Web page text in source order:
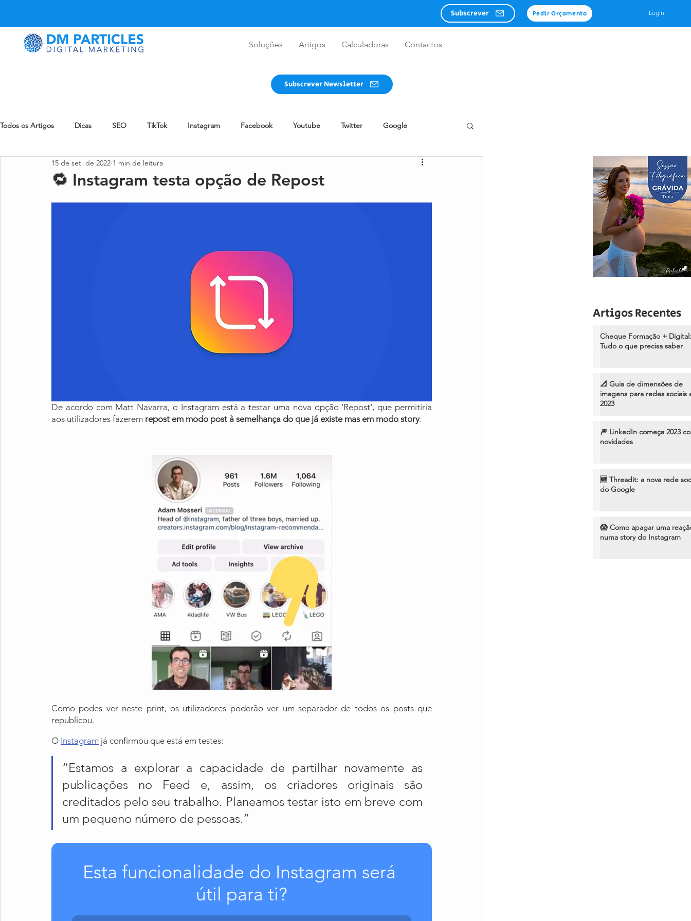
Login
Subscrever Pedir Orçamento
Soluções Artigos Calculadoras Contactos
Subscrever Newsletter
Todos os Artigos Dicas SEO TikTok Instagram Facebook Youtube Twitter Google
Snapchat Pinterest
🔁 Instagram testa opção de Repost
15 de set. de 2022 1 min de leitura
De acordo com Matt Navarra, o Instagram está a testar uma nova opção 'Repost', que permitiria
aos utilizadores fazerem repost em modo post à semelhança do que já existe mas em modo story.
Como podes ver neste print, os utilizadores poderão ver um separador de todos os posts que
republicou.
O Instagram já confirmou que está em testes:
“Estamos a explorar a capacidade de partilhar novamente as
publicações no Feed e, assim, os criadores originais são
creditados pelo seu trabalho. Planeamos testar isto em breve com
um pequeno número de pessoas.”
Esta funcionalidade do Instagram será
útil para ti?
Artigos Recentes
Cheque Formação + Digital:
Tudo o que precisa saber
📐 Guia de dimensões de
imagens para redes sociais
2023
🎆 LinkedIn começa 2023
novidades
🆕 Threadit: a nova rede
do Google
😱 Como apagar uma
numa story do Instagram